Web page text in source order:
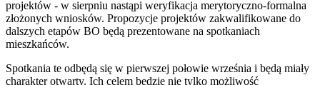
projektów - w sierpniu nastąpi weryfikacja merytoryczno-formalna
złożonych wniosków. Propozycje projektów zakwalifikowane do
dalszych etapów BO będą prezentowane na spotkaniach
mieszkańców.
Spotkania te odbędą się w pierwszej połowie września i będą miały
charakter otwarty. Ich celem będzie nie tylko możliwość